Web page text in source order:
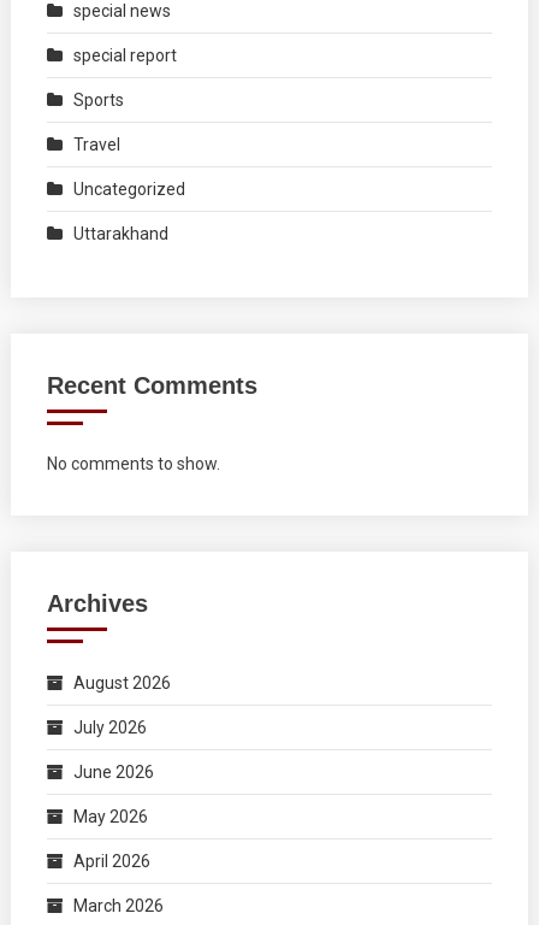
special news
special report
Sports
Travel
Uncategorized
Uttarakhand
Recent Comments
No comments to show.
Archives
August 2026
July 2026
June 2026
May 2026
April 2026
March 2026